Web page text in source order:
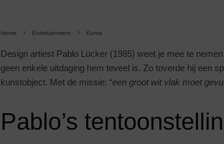
Home Entertainment Kunst
Design artiest Pablo Lücker (1985) weet je mee te
geen enkele uitdaging hem teveel is. Zo toverde hij een
kunstobject. Met de missie: “een groot wit vlak moet
Pablo’s